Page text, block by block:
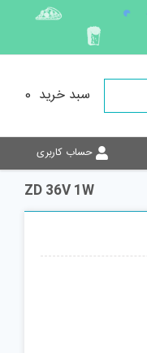
سبد خرید 0
حساب کاربری
ZD 36V 1W